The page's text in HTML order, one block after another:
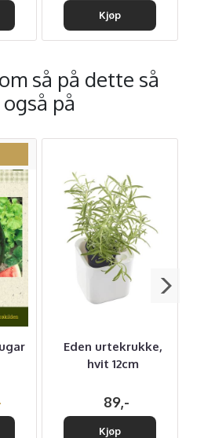
Kjøp
så på dette så
også på
Eden urtekrukke,
hvit 12cm
89,-
Kjøp